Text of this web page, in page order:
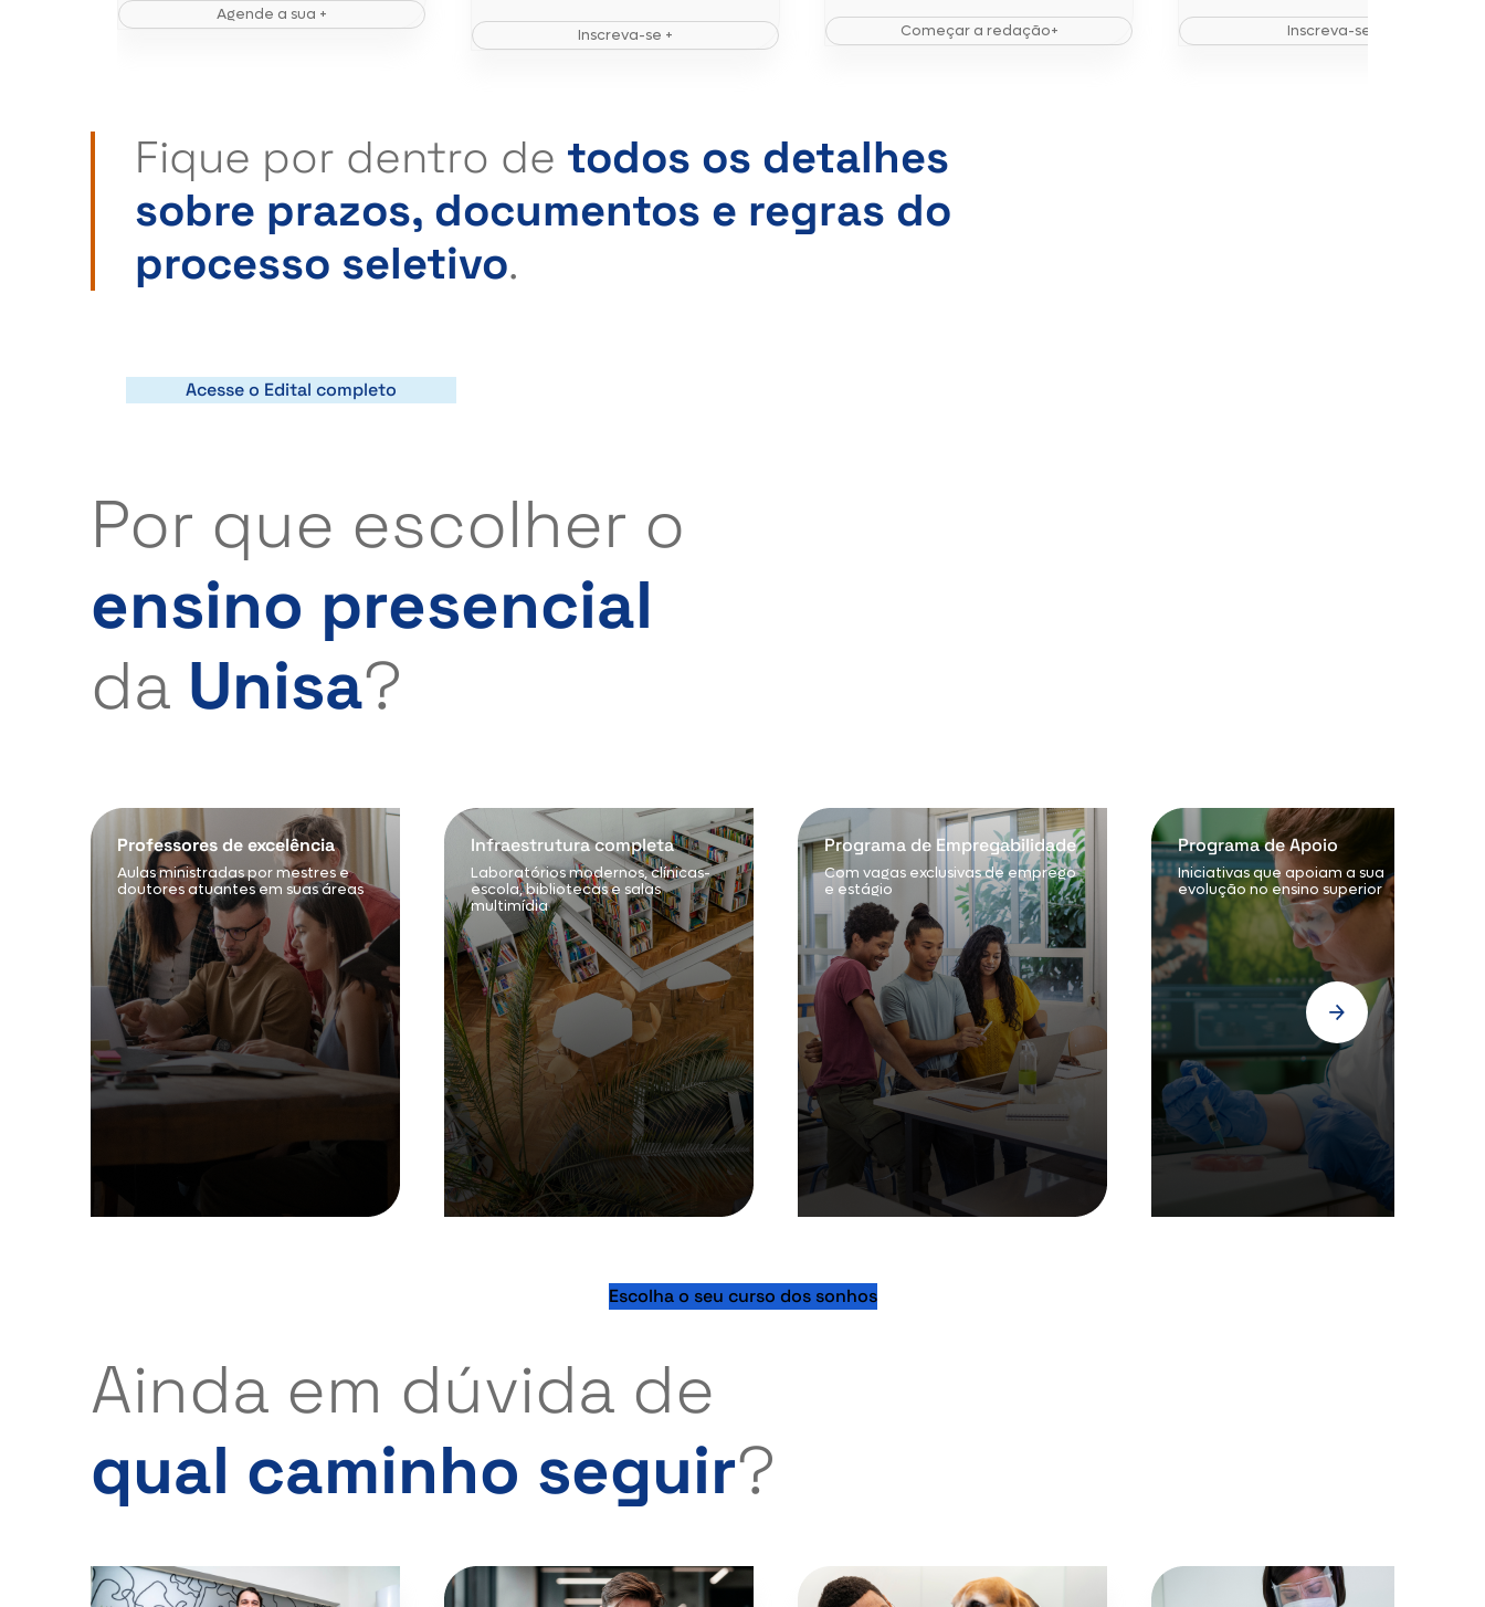
Agende a sua +
Inscreva-se + Começar a redação+ Inscreva-se+
Fique por dentro de todos os detalhes
sobre prazos, documentos e regras do
processo seletivo.
Acesse o Edital completo
Por que escolher o
ensino presencial
da Unisa?
Professores de excelência
Aulas ministradas por mestres e
doutores atuantes em suas áreas
Infraestrutura completa
Laboratórios modernos, clínicas-
escola, bibliotecas e salas
multimídia
Programa de Empregabilidade
Com vagas exclusivas de emprego
e estágio
Programa de Apoio
Iniciativas que apoiam a sua
evolução no ensino superior
Escolha o seu curso dos sonhos
Ainda em dúvida de
qual caminho seguir?